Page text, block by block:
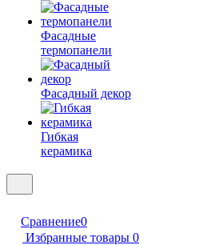
Фасадные
термопанели
Фасадный декор
Гибкая
керамика
Сравнение0
Избранные товары 0